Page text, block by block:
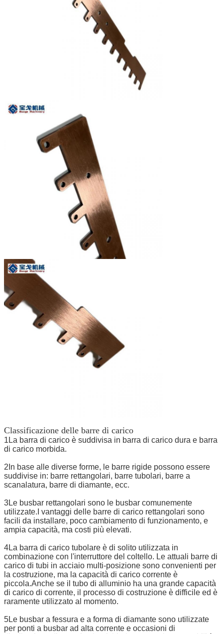
Classificazione delle barre di carico
1La barra di carico è suddivisa in barra di carico dura e barra
di carico morbida.
2In base alle diverse forme, le barre rigide possono essere
suddivise in: barre rettangolari, barre tubolari, barre a
scanalatura, barre di diamante, ecc.
3Le busbar rettangolari sono le busbar comunemente
utilizzate.I vantaggi delle barre di carico rettangolari sono
facili da installare, poco cambiamento di funzionamento, e
ampia capacità, ma costi più elevati.
4La barra di carico tubolare è di solito utilizzata in
combinazione con l'interruttore del coltello. Le attuali barre di
carico di tubi in acciaio multi-posizione sono convenienti per
la costruzione, ma la capacità di carico corrente è
piccola.Anche se il tubo di alluminio ha una grande capacità
di carico di corrente, il processo di costruzione è difficile ed è
raramente utilizzato al momento.
5Le busbar a fessura e a forma di diamante sono utilizzate
per ponti a busbar ad alta corrente e occasioni di